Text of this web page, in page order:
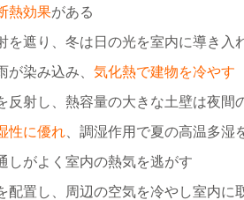
熱効果がある
を遮り、冬は日の光を室内に導き入
染み込み、 気化熱で建物を冷やす
反射し、熱容量の大きな土壁は夜間
性に優れ 、調湿作用で夏の高温多湿
しがよく室内の熱気を逃がす
配置し、周辺の空気を冷やし室内に